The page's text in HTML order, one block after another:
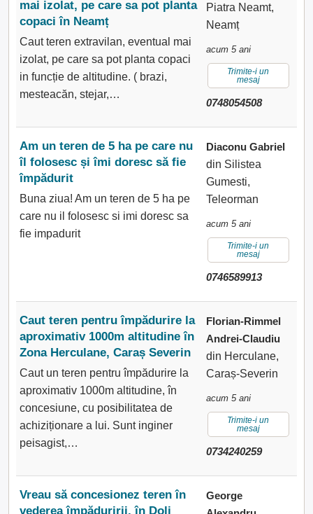
mai izolat, pe care sa pot planta
copaci în Neamț
Caut teren extravilan, eventual mai
izolat, pe care sa pot planta copaci
in funcție de altitudine. ( brazi,
mesteacăn, stejar,…
Piatra Neamt,
Neamț
acum 5 ani
Trimite-i un
mesaj
0748054508
Am un teren de 5 ha pe care nu
îl folosesc și îmi doresc să fie
împădurit
Buna ziua! Am un teren de 5 ha pe
care nu il folosesc si imi doresc sa
fie impadurit
Diaconu Gabriel
din Silistea
Gumesti,
Teleorman
acum 5 ani
Trimite-i un
mesaj
0746589913
Caut teren pentru împădurire la
aproximativ 1000m altitudine în
Zona Herculane, Caraș Severin
Caut un teren pentru împădurire la
aproximativ 1000m altitudine, în
concesiune, cu posibilitatea de
achiziționare a lui. Sunt inginer
peisagist,…
Florian-Rimmel
Andrei-Claudiu
din Herculane,
Caraș-Severin
acum 5 ani
Trimite-i un
mesaj
0734240259
Vreau să concesionez teren în
vederea împăduririi, în Dolj
George